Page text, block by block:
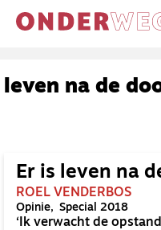
leven na de
Er is leven na
ROEL VENDERBOS
Opinie Special 2018
‘Ik verwacht de